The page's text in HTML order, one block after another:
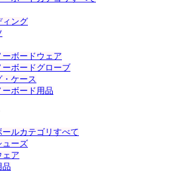
ィング
ーボードウェア
ーボードグローブ
ケース
ボード用品
ルカテゴリすべて
ューズ
ェア
品